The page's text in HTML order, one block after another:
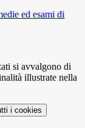
ed esami di
si avvalgono di
illustrate nella
i cookies